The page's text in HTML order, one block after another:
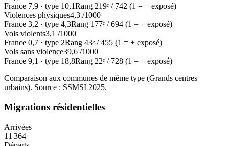
France 7,9 · type 10,1Rang 219ᵉ / 742 (1 = + exposé)
Violences physiques4,3 /1000
France 3,2 · type 4,3Rang 177ᵉ /694 (1 = + exposé)
Vols violents3,1 /1000
France 0,7 · type 2Rang 43ᵉ /455 (1 = + exposé)
Vols sans violence39,6 /1000
France 9,1 · type 18,8Rang 22ᵉ / 728 (1 = + exposé)
Comparaison aux communes de même type (Grands centres
urbains). Source : SSMSI 2025.
Migrations résidentielles
Arrivées
11 364